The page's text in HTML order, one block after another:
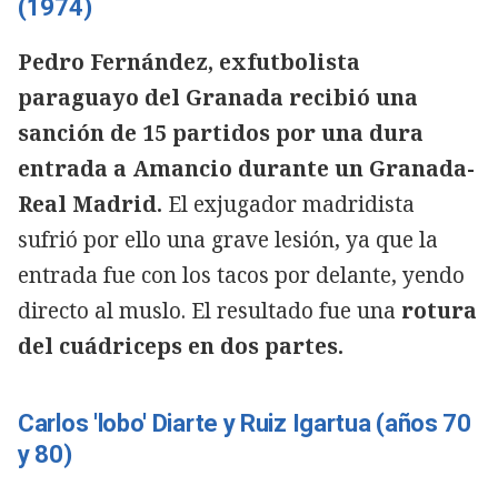
(1974)
Pedro Fernández, exfutbolista
paraguayo del Granada recibió una
sanción de 15 partidos por una dura
entrada a Amancio durante un Granada-
Real Madrid. El exjugador madridista
sufrió por ello una grave lesión, ya que la
entrada fue con los tacos por delante, yendo
directo al muslo. El resultado fue una rotura
del cuádriceps en dos partes.
Carlos 'lobo' Diarte y Ruiz Igartua (años 70
y 80)